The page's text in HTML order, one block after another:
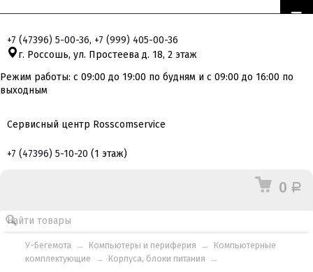
+7 (47396) 5-00-36, +7 (999) 405-00-36
г. Россошь, ул. Простеева д. 18, 2 этаж
Режим работы: с 09:00 до 19:00 по будням и с 09:00 до 16:00 по
выходным
Сервисный центр Rosscomservice
+7 (47396) 5-10-20 (1 этаж)
0 Р
У-Бегемота → Компьютеры и периферия →
Компьютерные
комплектующие
→ Корпуса, блоки питания →